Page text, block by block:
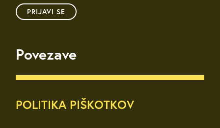
PRIJAVI SE
Povezave
POLITIKA PIŠKOTKOV